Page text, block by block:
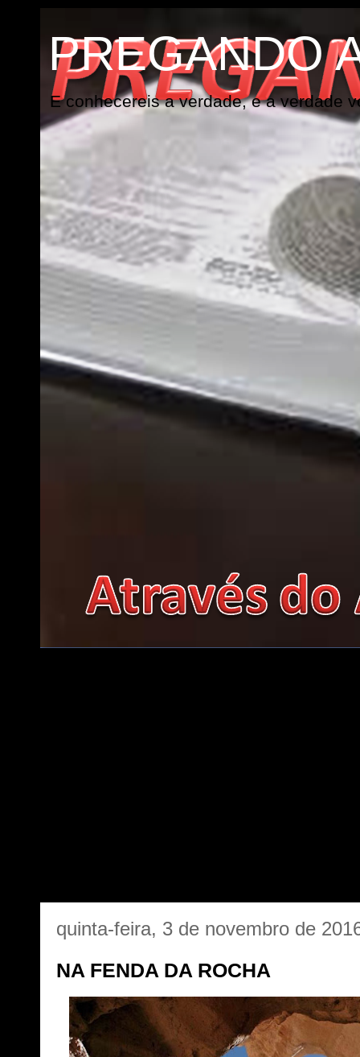
PREGANDO
E conhecereis a verdade, e a verdade
quinta-feira, 3 de novembro de
NA FENDA DA ROCHA